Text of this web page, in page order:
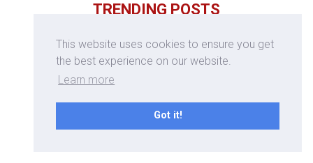
This website uses cookies to ensure you get
the best experience on our website.
Learn more
Got it!
TRENDING POSTS